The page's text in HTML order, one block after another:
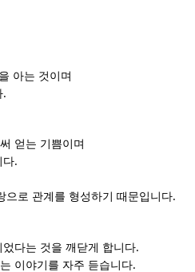
아는 것이며
.
얻는 기쁨이며
다.
으로 관계를 형성하기 때문입니다.
다는 것을 깨닫게 합니다.
이야기를 자주 듣습니다.